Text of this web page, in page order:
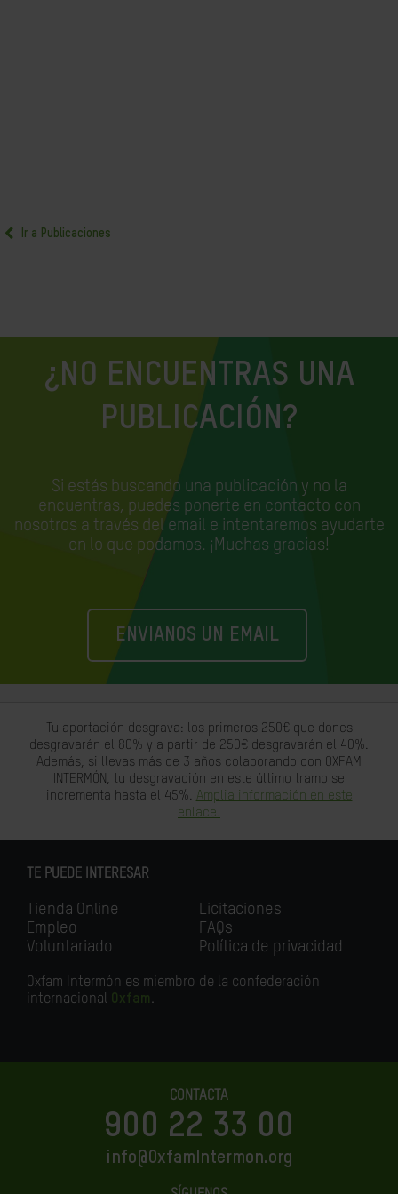
Ir a Publicaciones
¿NO ENCUENTRAS UNA
PUBLICACIÓN?
Si estás buscando una publicación y no la
encuentras, puedes ponerte en contacto con
nosotros a través del email e intentaremos ayudarte
en lo que podamos. ¡Muchas gracias!
ENVIANOS UN EMAIL
Tu aportación desgrava: los primeros 250€ que dones
desgravarán el 80% y a partir de 250€ desgravarán el 40%.
Además, si llevas más de 3 años colaborando con OXFAM
INTERMÓN, tu desgravación en este último tramo se
incrementa hasta el 45%. Amplia información en este
enlace.
TE PUEDE INTERESAR
Tienda Online
Empleo
Voluntariado
Licitaciones
FAQs
Política de privacidad
Oxfam Intermón es miembro de la confederación
internacional Oxfam.
CONTACTA
900 22 33 00
info@OxfamIntermon.org